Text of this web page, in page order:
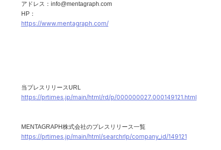
アドレス：info@mentagraph.com
HP：
https://www.mentagraph.com/
当プレスリリースURL
https://prtimes.jp/main/html/rd/p/000000027.000149121.html
MENTAGRAPH株式会社のプレスリリース⼀覧
https://prtimes.jp/main/html/searchrlp/company_id/149121